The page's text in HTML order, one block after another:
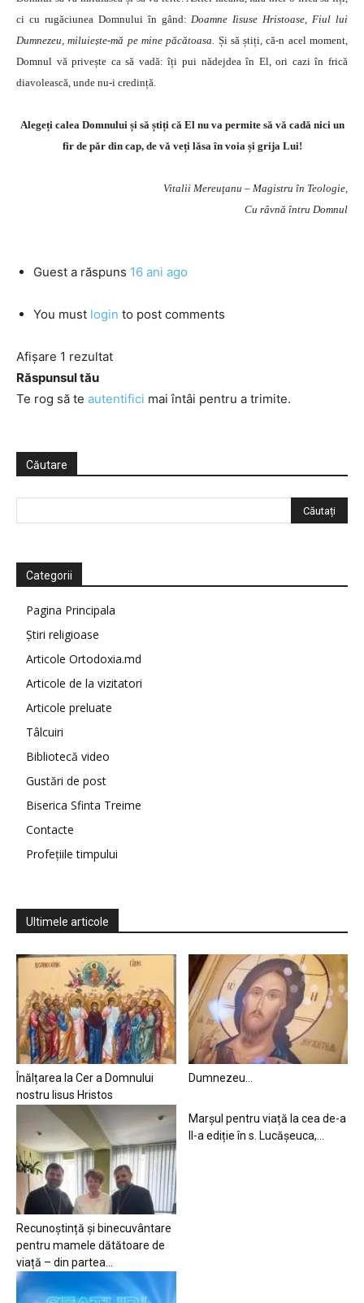
ci cu rugăciunea Domnului în gând:Doamne Iisuse Hristoase, Fiul lui
Dumnezeu, miluiește-mă pe mine păcătoasa. Și să știți, că-n acel moment,
Domnul vă privește ca să vadă: îți pui nădejdea în El, ori cazi în frică
diavolească, unde nu-i credință.
Alegeți calea Domnului și să știți că El nu va permite să vă cadă nici un
fir de păr din cap, de vă veți lăsa în voia și grija Lui!
Vitalii Mereuţanu – Magistru în Teologie,
Cu râvnă întru Domnul
Guest a răspuns 16 ani ago
You must login to post comments
Afișare 1 rezultat
Răspunsul tău
Te rog să te autentifici mai întâi pentru a trimite.
Căutare
Categorii
Pagina Principala
Știri religioase
Articole Ortodoxia.md
Articole de la vizitatori
Articole preluate
Tâlcuiri
Bibliotecă video
Gustări de post
Biserica Sfinta Treime
Contacte
Profețiile timpului
Ultimele articole
Înălțarea la Cer a Domnului
nostru Iisus Hristos
Dumnezeu…
Recunoștință și binecuvântare
pentru mamele dătătoare de
viață – din partea...
Marșul pentru viață la cea de-a
II-a ediție în s. Lucășeuca,...